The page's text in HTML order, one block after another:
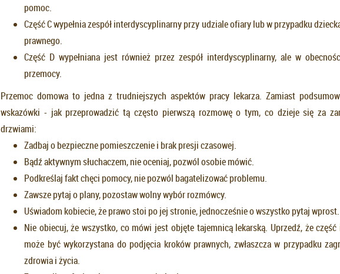
pomoc.
Część C wypełnia zespół interdyscyplinarny przy udziale ofiary lub w przypadku
prawnego.
Część D wypełniana jest również przez zespół interdyscyplinarny, ale w
przemocy.
Przemoc domowa to jedna z trudniejszych aspektów pracy lekarza. Zamiast
wskazówki - jak przeprowadzić tą często pierwszą rozmowę o tym, co dzieje się za
drzwiami:
Zadbaj o bezpieczne pomieszczenie i brak presji czasowej.
Bądź aktywnym słuchaczem, nie oceniaj, pozwól osobie mówić.
Podkreślaj fakt chęci pomocy, nie pozwól bagatelizować problemu.
Zawsze pytaj o plany, pozostaw wolny wybór rozmówcy.
Uświadom kobiecie, że prawo stoi po jej stronie, jednocześnie o wszystko pytaj wprost.
Nie obiecuj, że wszystko, co mówi jest objęte tajemnicą lekarską. Uprzedź, że
może być wykorzystana do podjęcia kroków prawnych, zwłaszcza w przypadku
zdrowia i życia.